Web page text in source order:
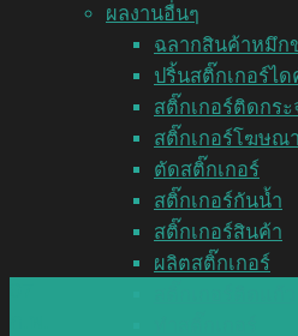
ผลงานอื่นๆ
ฉลากสินค้าหมึก
ปริ้นสติ๊กเกอร์ได
สติ๊กเกอร์ติดกร
สติ๊กเกอร์โฆษณ
ตัดสติ๊กเกอร์
สติ๊กเกอร์กันน้ำ
สติ๊กเกอร์สินค้า
ผลิตสติ๊กเกอร์